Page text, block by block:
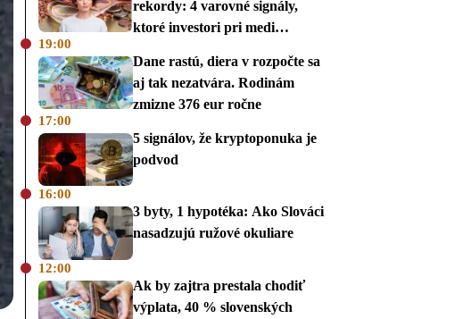
rekordy: 4 varovné signály,
ktoré investori pri medi
19:00
Dane rastú, diera v rozpočte sa
aj tak nezatvára. Rodinám
zmizne 376 eur ročne
17:00
5 signálov, že kryptoponuka je
podvod
16:00
3 byty, 1 hypotéka: Ako Slováci
nasadzujú ružové okuliare
12:00
Ak by zajtra prestala chodiť
výplata, 40 % slovenských